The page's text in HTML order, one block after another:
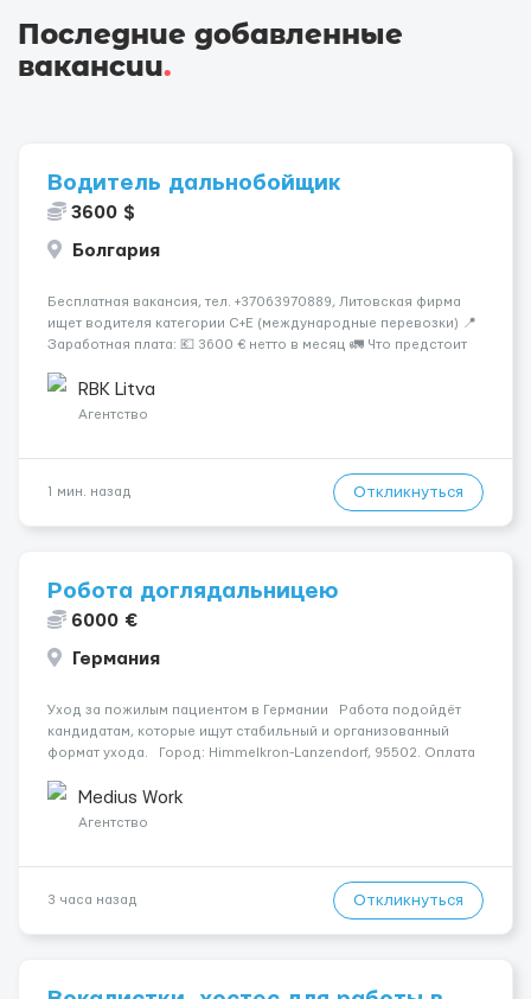
Последние добавленные
вакансии.
Водитель дальнобойщик
3600 $
Болгария
Бесплатная вакансия, тел. +37063970889, Литовская фирма
ищет водителя категории C+E (международные перевозки) 📍
Заработная плата: 💶 3600 € нетто в месяц 🚛 Что предстоит
рефрижераторах. В среднем 400–500 км в день. Погрузки и
разгрузки...
RBK Litva
Агентство
1 мин. назад Откликнуться
Робота доглядальницею
6000 €
Германия
Уход за пожилым пациентом в Германии Работа подойдёт
кандидатам, которые ищут стабильный и организованный
формат ухода. Город: Himmelkron-Lanzendorf, 95502. Оплата
візку (потрібна допомога при пе...
Medius Work
Агентство
3 часа назад Откликнуться